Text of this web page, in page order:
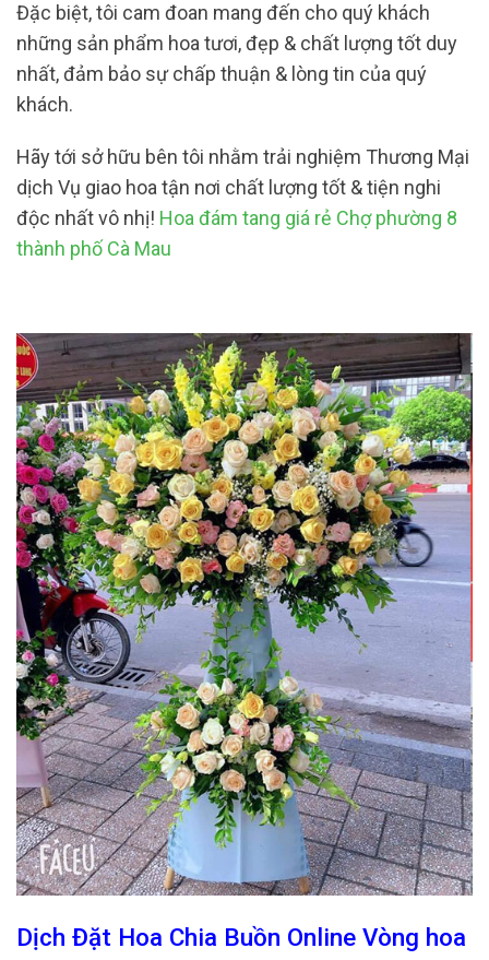
Đặc biệt, tôi cam đoan mang đến cho quý khách
những sản phẩm hoa tươi, đẹp & chất lượng tốt duy
nhất, đảm bảo sự chấp thuận & lòng tin của quý
khách.
Hãy tới sở hữu bên tôi nhằm trải nghiệm Thương Mại
dịch Vụ giao hoa tận nơi chất lượng tốt & tiện nghi
độc nhất vô nhị! Hoa đám tang giá rẻ Chợ phường 8
thành phố Cà Mau
Dịch Đặt Hoa Chia Buồn Online Vòng hoa